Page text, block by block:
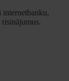
internetbanku,
risinājumus.